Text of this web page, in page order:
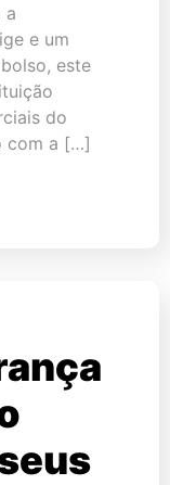
a
e um
este
do
com a […]